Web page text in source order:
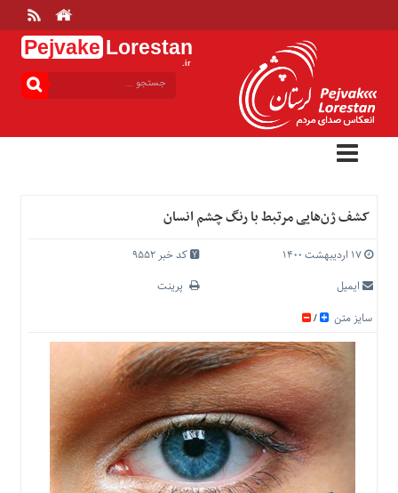
Pejvake Lorestan
.ir
بالا
خانه
ارتباط
درباره
تعرفه
اصلی
اقتصادی
کشف ژن‌هایی مرتبط با رنگ چشم انسان
۱۷ اردیبهشت ۱۴۰۰
کد خبر 9552
ایمیل
پرینت
سایز متن
/